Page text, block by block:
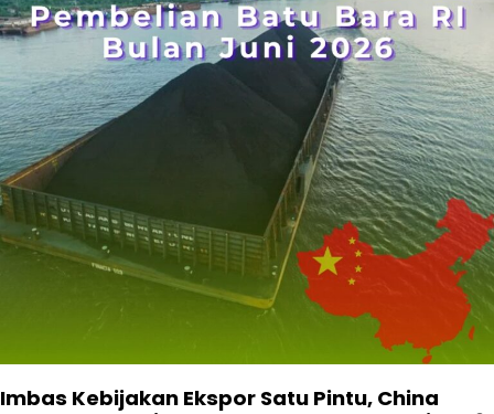
Imbas Kebijakan Ekspor Satu Pintu, China